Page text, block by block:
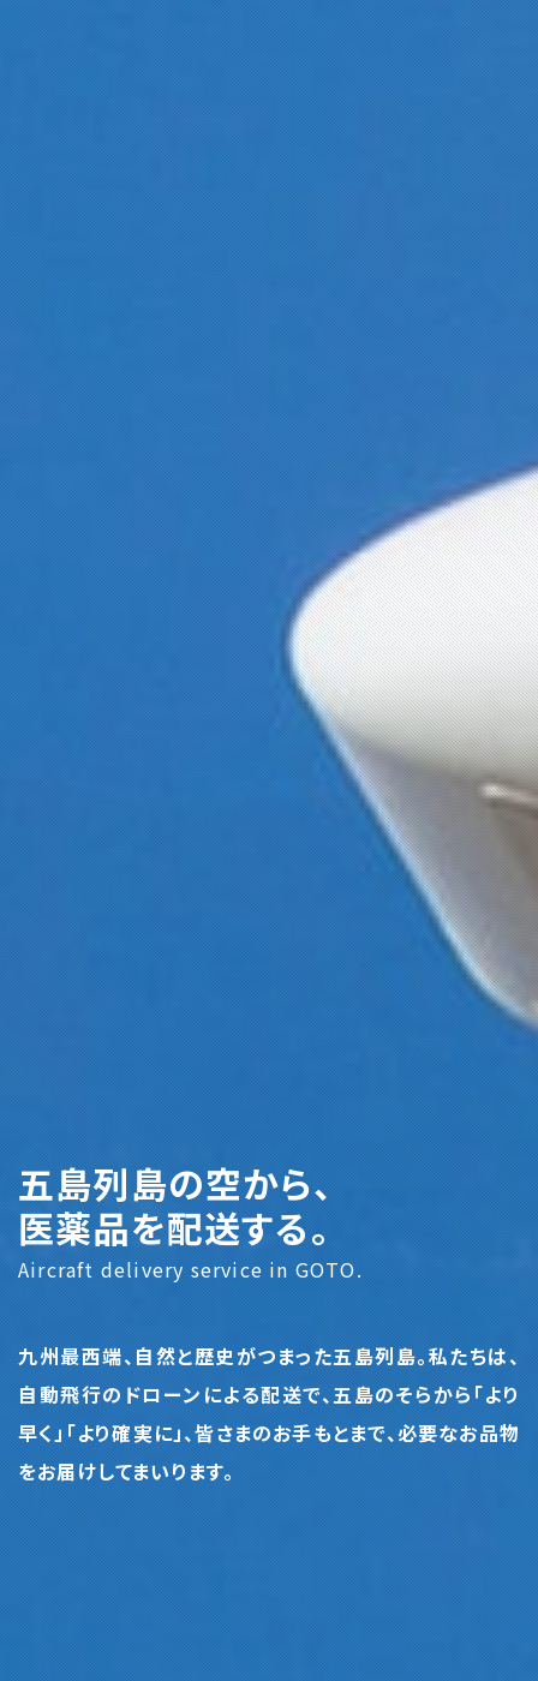
五島列島の空から、
医薬品を配送する。
Aircraft delivery service in GOTO.
九州最西端、自然と歴史がつまった五島列島。私たちは、
自動飛行のドローンによる配送で、五島のそらから「より
早く」「より確実に」、皆さまのお手もとまで、必要なお品物
をお届けしてまいります。